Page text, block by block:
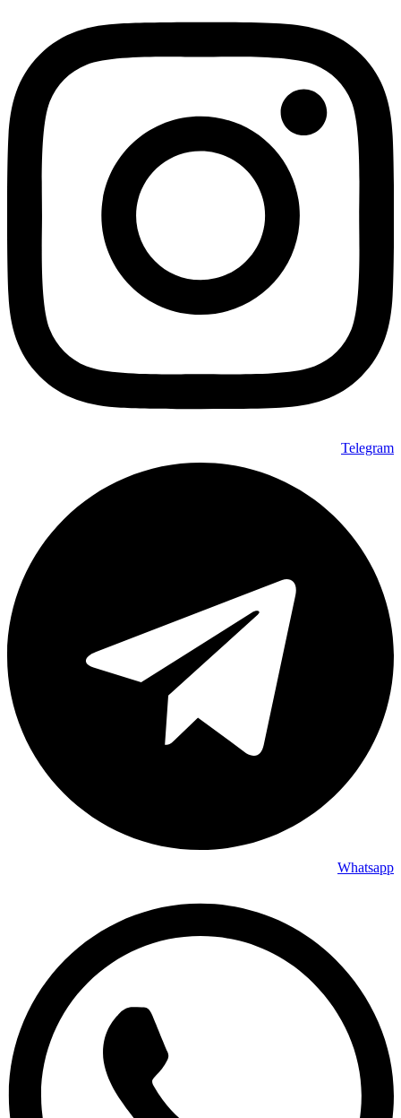
Telegram
Whatsapp